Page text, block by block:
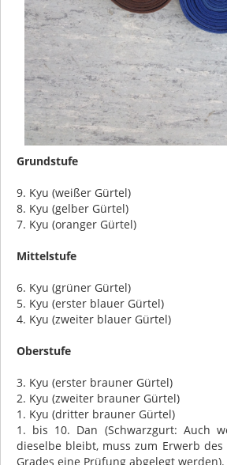
Grundstufe
9. Kyu (weißer Gürtel)
8. Kyu (gelber Gürtel)
7. Kyu (oranger Gürtel)
Mittelstufe
6. Kyu (grüner Gürtel)
5. Kyu (erster blauer Gürtel)
4. Kyu (zweiter blauer Gürtel)
Oberstufe
3. Kyu (erster brauner Gürtel)
2. Kyu (zweiter brauner Gürtel)
1. Kyu (dritter brauner Gürtel)
1. bis 10. Dan (Schwarzgurt: Auch
dieselbe bleibt, muss zum Erwerb des
Grades eine Prüfung abgelegt werden).